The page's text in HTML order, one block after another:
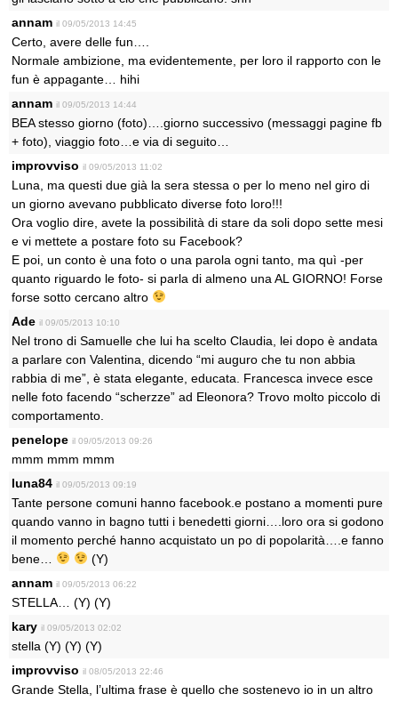
annam il 09/05/2013 14:45
Certo, avere delle fun….
Normale ambizione, ma evidentemente, per loro il rapporto con le
fun è appagante… hihi
annam il 09/05/2013 14:44
BEA stesso giorno (foto)….giorno successivo (messaggi pagine fb
+ foto), viaggio foto…e via di seguito…
improvviso il 09/05/2013 11:02
Luna, ma questi due già la sera stessa o per lo meno nel giro di
un giorno avevano pubblicato diverse foto loro!!!
Ora voglio dire, avete la possibilità di stare da soli dopo sette mesi
e vi mettete a postare foto su Facebook?
E poi, un conto è una foto o una parola ogni tanto, ma quì -per
quanto riguardo le foto- si parla di almeno una AL GIORNO! Forse
forse sotto cercano altro
Ade il 09/05/2013 10:10
Nel trono di Samuelle che lui ha scelto Claudia, lei dopo è andata
a parlare con Valentina, dicendo “mi auguro che tu non abbia
rabbia di me”, è stata elegante, educata. Francesca invece esce
nelle foto facendo “scherzze” ad Eleonora? Trovo molto piccolo di
comportamento.
penelope il 09/05/2013 09:26
mmm mmm mmm
luna84 il 09/05/2013 09:19
Tante persone comuni hanno facebook.e postano a momenti pure
quando vanno in bagno tutti i benedetti giorni….loro ora si godono
il momento perché hanno acquistato un po di popolarità….e fanno
bene…
(Y)
annam il 09/05/2013 06:22
STELLA… (Y) (Y)
kary il 09/05/2013 02:02
stella (Y) (Y) (Y)
improvviso il 08/05/2013 22:46
Grande Stella, l’ultima frase è quello che sostenevo io in un altro